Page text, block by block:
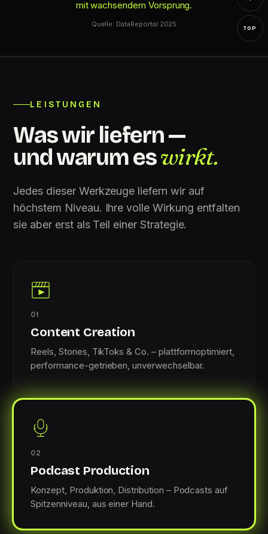
TOP
mit wachsendem Vorsprung.
Quelle: DataReportal 2025
LEISTUNGEN
Was wir liefern —
und warum eswirkt.
Jedes dieser Werkzeuge liefern wir auf
höchstem Niveau. Ihre volle Wirkung entfalten
sie aber erst als Teil einer Strategie.
01
Content Creation
Reels, Stories, TikToks & Co. – plattformoptimiert,
performance-getrieben, unverwechselbar.
02
Podcast Production
Konzept, Produktion, Distribution – Podcasts auf
Spitzenniveau, aus einer Hand.